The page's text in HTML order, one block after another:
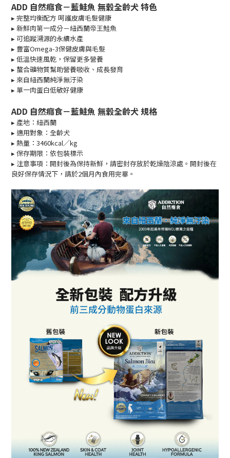
ADD 自然癮食－藍鮭魚 無穀全齡犬 特色
▸ 完整均衡配方 呵護皮膚毛髮健康
▸ 新鮮肉第一成分－紐西蘭帝王鮭魚
▸ 可追蹤溯源的永續水產
▸ 豐富Omega-3保健皮膚與毛髮
▸ 低溫快速風乾，保留更多營養
▸ 螯合礦物質幫助營養吸收、成長發育
▸ 來自紐西蘭純淨無汙染
▸單一肉蛋白低敏好健康
ADD 自然癮食－藍鮭魚 無穀全齡犬 規格
▸ 產地：紐西蘭
▸ 適用對象：全齡犬
▸ 熱量：3460kcal／kg
▸保存期限：依包裝標示
▸ 注意事項：開封後為保持新鮮，請密封存放於乾燥陰涼處。開封後在
良好保存情況下，請於2個月內食用完畢。